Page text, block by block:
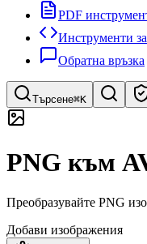
PDF
Инструменти
Обратна връзка
Търсене⌘K
Бързо търсене на
PNG към
Преобразувайте PNG
Добави изображения